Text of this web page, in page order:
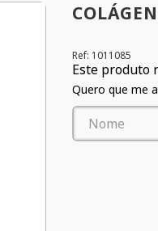
Ref: 1011085
Este produto
Quero que me